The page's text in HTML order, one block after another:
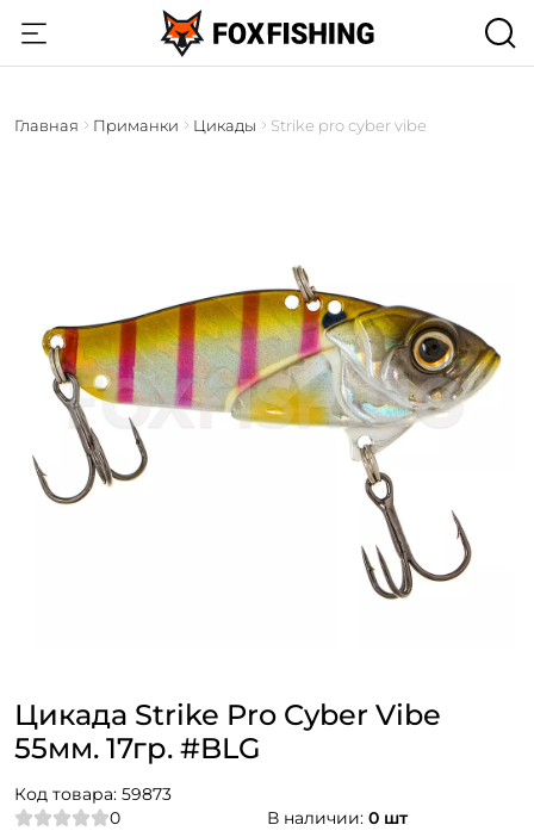
Главная Приманки Цикады Strike pro cyber vibe
Цикада Strike Pro Cyber Vibe
55мм. 17гр. #BLG
Код товара: 59873
0
В наличии: 0 шт